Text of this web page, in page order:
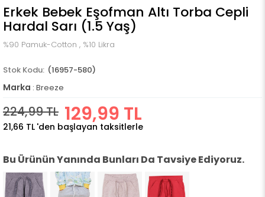
Erkek Bebek Eşofman Altı Torba Cepli
Hardal Sarı (1.5 Yaş)
%90 Pamuk-Cotton , %10 Likra
(16957-580)
Marka : Breeze
224,99 TL 129,99 TL
21,66 TL 'den başlayan taksitlerle
Bu Ürünün Yanında Bunları Da Tavsiye Ediyoruz.